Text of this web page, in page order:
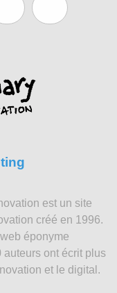
est un site
créé en 1996.
éponyme
auteurs ont écrit plus
et le digital.